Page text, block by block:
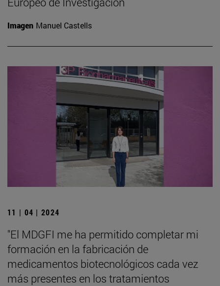
Imagen Manuel Castells
11 | 04 | 2024
"El MDGFI me ha permitido completar mi
formación en la fabricación de
medicamentos biotecnológicos cada vez
más presentes en los tratamientos